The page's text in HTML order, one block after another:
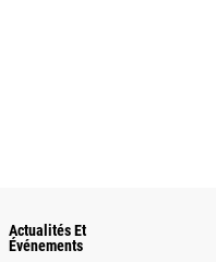
Actualités Et
Événements